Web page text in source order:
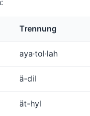
Trennung
aya·tol·lah
ä-dil
ät-hyl